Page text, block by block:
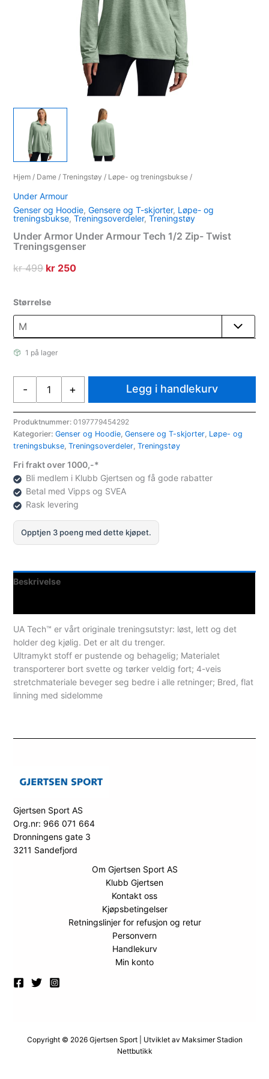
Hjem / Dame /Treningstøy / Løpe- og treningsbukse /
Under Armour
Genser og Hoodie,Gensere og T-skjorter, Løpe- og
treningsbukse,Treningsoverdeler,Treningstøy
Under Armor Under Armour Tech 1/2 Zip- Twist
Treningsgenser
kr499 Opprinnelig
kr 499.
kr 250Nåværende
kr 250.
Størrelse
1 på lager
-
Armour
Tech
1/2
Zip-
Twist
Treningsgenser
antall
+ Legg i handlekurv
Produktnummer:0197779454292
Kategorier:Genser og Hoodie,Gensere og T-skjorter, Løpe- og
treningsbukse,Treningsoverdeler,Treningstøy
Fri frakt over 1000,-*
Bli medlem i Klubb Gjertsen og få gode rabatter
Betal med Vipps og SVEA
Rask levering
Opptjen 3 poeng med dette kjøpet.
Beskrivelse
UA Tech™ er vårt originale treningsutstyr: løst, lett og det
holder deg kjølig. Det er alt du trenger.
Ultramykt stoff er pustende og behagelig; Materialet
transporterer bort svette og tørker veldig fort; 4-veis
stretchmateriale beveger seg bedre i alle retninger; Bred, flat
linning med sidelomme
Gjertsen Sport AS
Org.nr: 966 071 664
Dronningens gate 3
3211 Sandefjord
Om Gjertsen Sport AS
Klubb Gjertsen
Kontakt oss
Kjøpsbetingelser
Retningslinjer for refusjon og retur
Personvern
Handlekurv
Min konto
Copyright © 2026 Gjertsen Sport | Utviklet av Maksimer Stadion
Nettbutikk